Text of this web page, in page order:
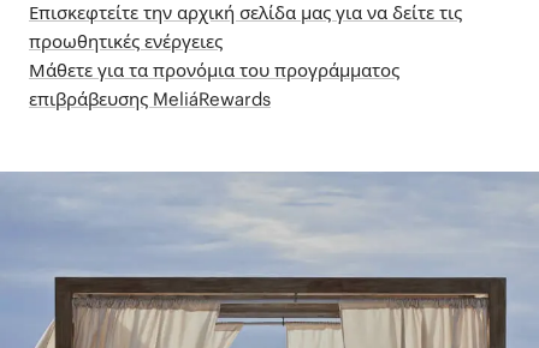
Επισκεφτείτε την αρχική σελίδα μας για να δείτε τις
προωθητικές ενέργειες
Μάθετε για τα προνόμια του προγράμματος
επιβράβευσης MeliáRewards